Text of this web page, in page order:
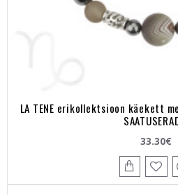
LA TENE erikollektsioon käekett
33.30€